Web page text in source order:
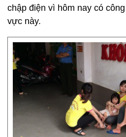
chập điện vì hôm nay có
vực này.